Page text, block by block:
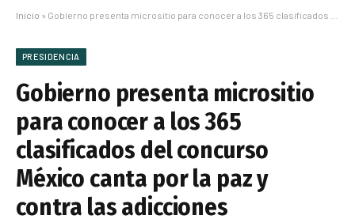
Inicio » Gobierno presenta micrositio para conocer a los 365 clasificados del concurso México canta por la paz y contra las adicciones
PRESIDENCIA
Gobierno presenta micrositio
para conocer a los 365
clasificados del concurso
México canta por la paz y
contra las adicciones